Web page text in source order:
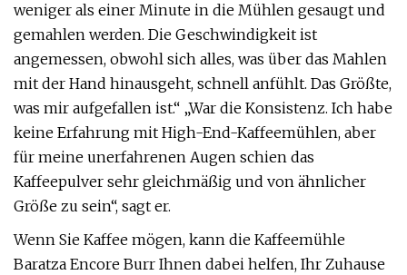
weniger als einer Minute in die Mühlen gesaugt und
gemahlen werden. Die Geschwindigkeit ist
angemessen, obwohl sich alles, was über das Mahlen
mit der Hand hinausgeht, schnell anfühlt. Das Größte,
was mir aufgefallen ist.“ „War die Konsistenz. Ich habe
keine Erfahrung mit High-End-Kaffeemühlen, aber
für meine unerfahrenen Augen schien das
Kaffeepulver sehr gleichmäßig und von ähnlicher
Größe zu sein“, sagt er.
Wenn Sie Kaffee mögen, kann die Kaffeemühle
Baratza Encore Burr Ihnen dabei helfen, Ihr Zuhause